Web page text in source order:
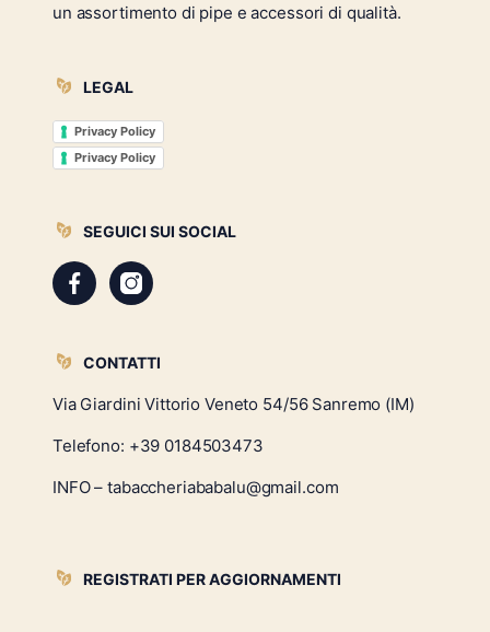
un assortimento di pipe e accessori di qualità.
LEGAL
Privacy Policy
Privacy Policy
SEGUICI SUI SOCIAL
CONTATTI
Via Giardini Vittorio Veneto 54/56 Sanremo (IM)
Telefono: +39 0184503473
INFO – tabaccheriababalu@gmail.com
REGISTRATI PER AGGIORNAMENTI